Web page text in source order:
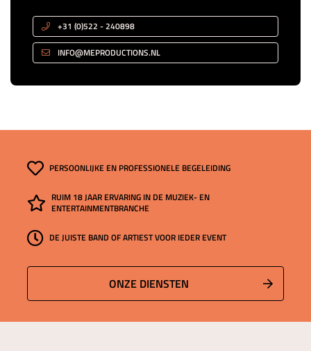
+31 (0)522 - 240898
INFO@MEPRODUCTIONS.NL
PERSOONLIJKE EN PROFESSIONELE BEGELEIDING
RUIM 18 JAAR ERVARING IN DE MUZIEK- EN
ENTERTAINMENTBRANCHE
DE JUISTE BAND OF ARTIEST VOOR IEDER EVENT
ONZE DIENSTEN